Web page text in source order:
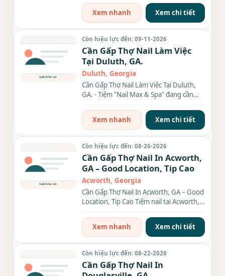
Xem nhanh
Xem chi tiết
Còn hiệu lực đến: 09-11-2026
Cần Gấp Thợ Nail Làm Việc
Tại Duluth, GA.
Duluth, Georgia
Cần Gấp Thợ Nail Làm Việc Tại Duluth,
GA. - Tiệm "Nail Max & Spa" đang cần
Xem nhanh
Xem chi tiết
Còn hiệu lực đến: 08-26-2026
Cần Gấp Thợ Nail In Acworth,
GA – Good Location, Tip Cao
Acworth, Georgia
Cần Gấp Thợ Nail In Acworth, GA – Good
Location, Tip Cao Tiệm nail tại Acworth,
Xem nhanh
Xem chi tiết
Còn hiệu lực đến: 08-22-2026
Cần Gấp Thợ Nail In